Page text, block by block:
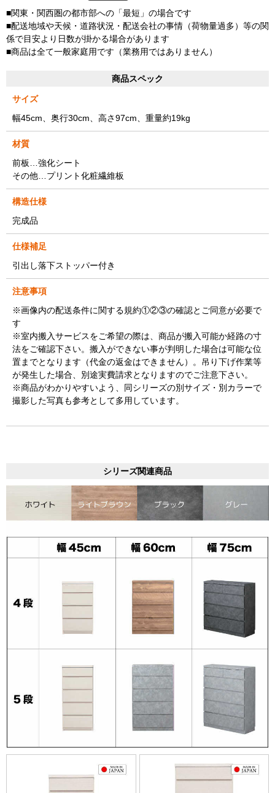
■関東・関西圏の都市部への「最短」の場合です
■配送地域や天候・道路状況・配送会社の事情（荷物量過多）等の関
係で目安より日数が掛かる場合があります
■商品は全て一般家庭用です（業務用ではありません）
商品スペック
サイズ
幅45cm、奥行30cm、高さ97cm、重量約19kg
材質
前板…強化シート
その他…プリント化粧繊維板
構造仕様
完成品
仕様補足
引出し落下ストッパー付き
注意事項
※画像内の配送条件に関する規約①②③の確認とご同意が必要で
す
※室内搬入サービスをご希望の際は、商品が搬入可能か経路の寸
法をご確認下さい。搬入ができない事が判明した場合は可能な位
置までとなります（代金の返金はできません）。吊り下げ作業等
が発生した場合、別途実費請求となりますのでご注意下さい。
※商品がわかりやすいよう、同シリーズの別サイズ・別カラーで
撮影した写真も参考として多用しています。
シリーズ関連商品